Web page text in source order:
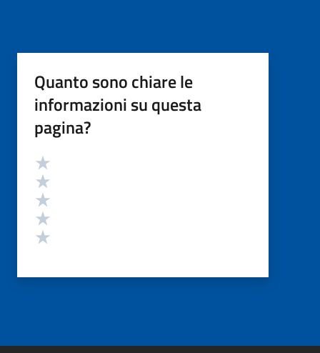
Quanto sono chiare le
informazioni su questa
pagina?
Valutazione